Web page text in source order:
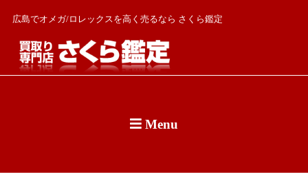
広島でオメガ/ロレックスを高く売るなら さくら鑑定
Menu